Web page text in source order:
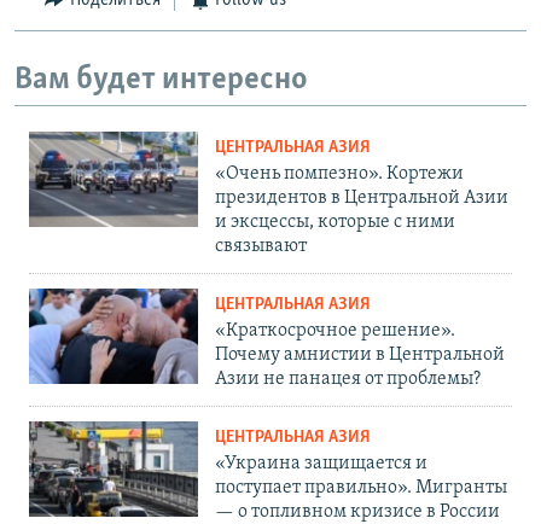
Вам будет интересно
ЦЕНТРАЛЬНАЯ АЗИЯ
«Очень помпезно». Кортежи
президентов в Центральной Азии
и эксцессы, которые с ними
связывают
ЦЕНТРАЛЬНАЯ АЗИЯ
«Краткосрочное решение».
Почему амнистии в Центральной
Азии не панацея от проблемы?
ЦЕНТРАЛЬНАЯ АЗИЯ
«Украина защищается и
поступает правильно». Мигранты
— о топливном кризисе в России